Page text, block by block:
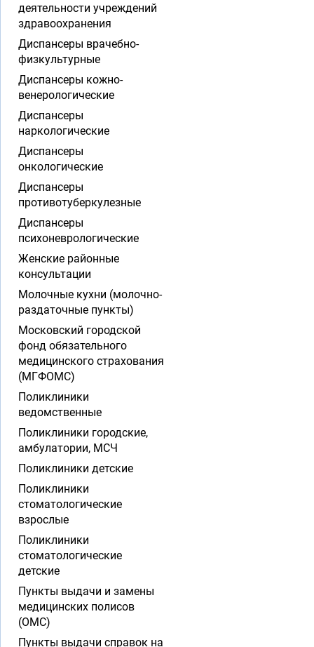
деятельности учреждений
здравоохранения
Диспансеры врачебно-
физкультурные
Диспансеры кожно-
венерологические
Диспансеры
наркологические
Диспансеры
онкологические
Диспансеры
противотуберкулезные
Диспансеры
психоневрологические
Женские районные
консультации
Молочные кухни (молочно-
раздаточные пункты)
Московский городской
фонд обязательного
медицинского страхования
(МГФОМС)
Поликлиники
ведомственные
Поликлиники городские,
амбулатории, МСЧ
Поликлиники детские
Поликлиники
стоматологические
взрослые
Поликлиники
стоматологические
детские
Пункты выдачи и замены
медицинских полисов
(ОМС)
Пункты выдачи справок на